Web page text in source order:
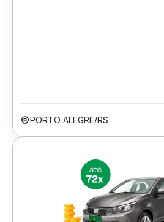
PORTO ALEGRE/RS